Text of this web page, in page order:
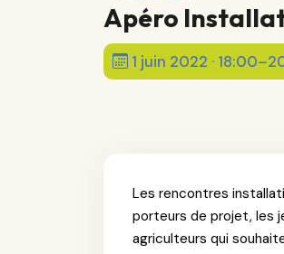
Apéro
1 juin 2022 ·
Les rencontres
porteurs de projet, les
agriculteurs qui